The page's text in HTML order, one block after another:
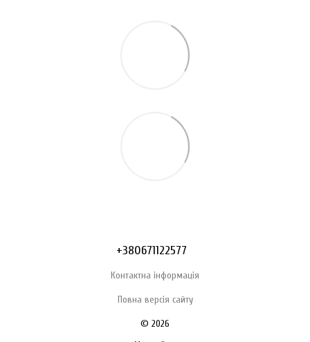
+380671122577
Контактна інформація
Повна версія сайту
© 2026